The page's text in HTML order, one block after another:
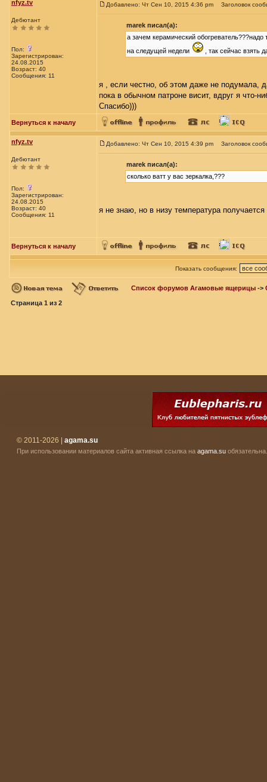
nfyz.tv
Дебютант
Пол:
Зарегистрирован:
24.08.2015
Возраст: 40
Сообщения: 11
Добавлено: Чт Сен 10, 2015 4:36 pm Заголовок
marek писал(а):
а зачем керамический обогреватель???надо
на следущей недели
, так сейчас взять
я , если честно, об этом даже не подумала,
пока в обычном патроне висит, вдруг я что-
Спасибо)))
Вернуться к началу
nfyz.tv
Дебютант
Пол:
Зарегистрирован:
24.08.2015
Возраст: 40
Сообщения: 11
Добавлено: Чт Сен 10, 2015 4:39 pm Заголовок
marek писал(а):
сколько ватт у вас зеркалка,???
я не знаю, но в низу температура
Вернуться к началу
Показать сообщения:
Список форумов Агамовые ящерицы ->
Страница 1 из 2
© 2011-2026 | agama.su
При использовании материалов сайта активная ссылка на agama.su обязательна.